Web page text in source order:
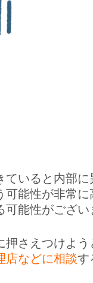
いると内部に
可能性が非常に
能性がござい
さえつけよ
店などに相談す